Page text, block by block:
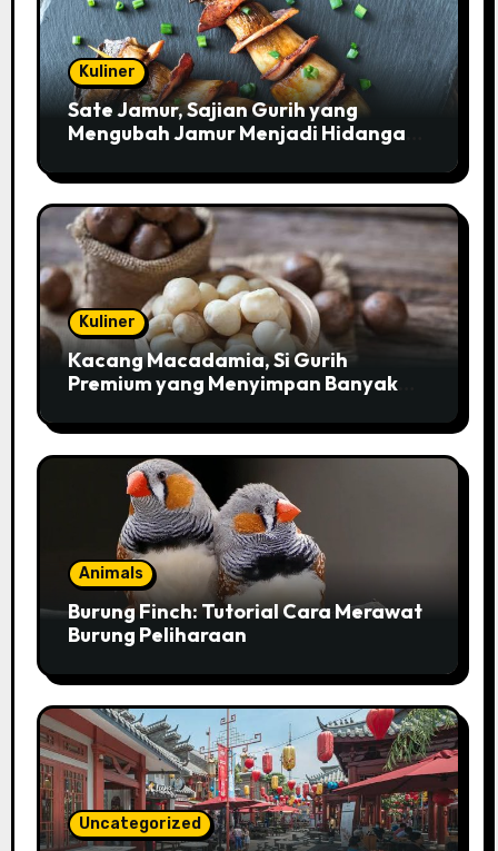
Kuliner
Sate Jamur, Sajian Gurih yang
Mengubah Jamur Menjadi Hidangan
Kuliner
Kacang Macadamia, Si Gurih
Premium yang Menyimpan Banyak
Animals
Burung Finch: Tutorial Cara Merawat
Burung Peliharaan
Uncategorized